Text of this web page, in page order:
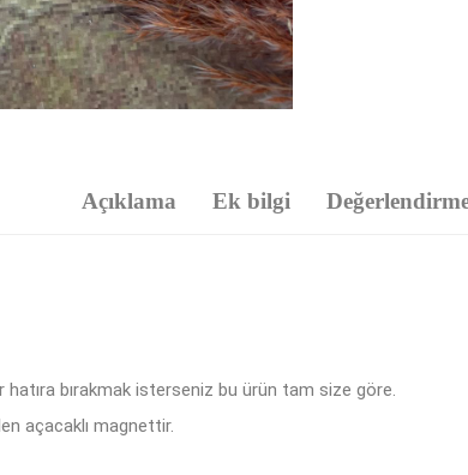
Açıklama Ek bilgi
bırakmak isterseniz bu ürün tam size göre.
açacaklı magnettir.